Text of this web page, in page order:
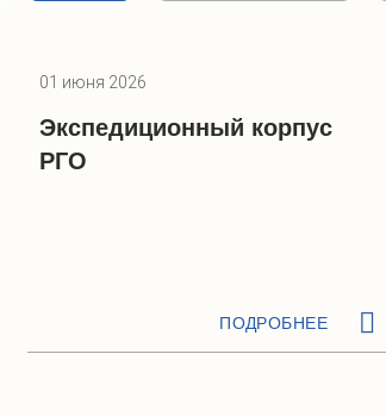
01 июня 2026
Экспедиционный корпус
РГО
ПОДРОБНЕЕ